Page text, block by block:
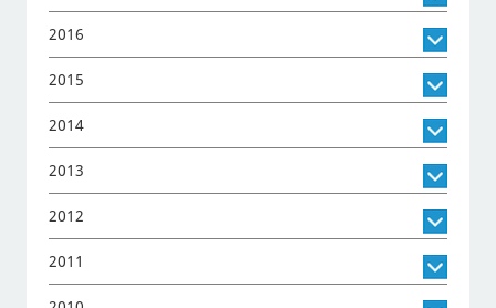
2016
2015
2014
2013
2012
2011